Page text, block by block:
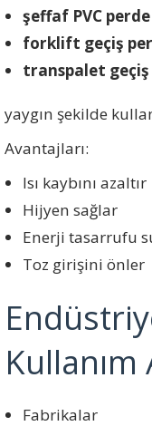
şeffaf PVC perde
forklift geçiş
transpalet geçiş
yaygın şekilde
Avantajları:
Isı kaybını azaltır
Hijyen sağlar
Enerji tasarrufu
Toz girişini önler
Kullanım
Fabrikalar